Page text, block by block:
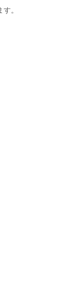
。